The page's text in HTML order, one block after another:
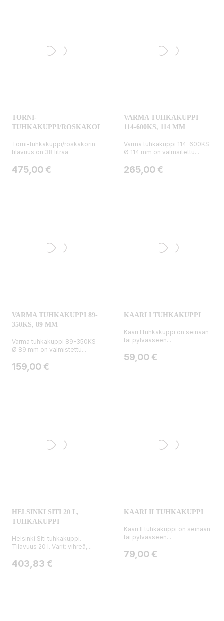
TORNI-
TUHKAKUPPI/ROSKAKORI
Torni-tuhkakuppi/roskakorin
tilavuus on 38 litraa
Hinta
475,00 €
VARMA TUHKAKUPPI
114-600KS, 114 MM
Varma tuhkakuppi 114-600KS
Ø 114 mm on valmsitettu...
Hinta
265,00 €
VARMA TUHKAKUPPI 89-
350KS, 89 MM
Varma tuhkakuppi 89-350KS
Ø 89 mm on valmistettu...
Hinta
159,00 €
KAARI I TUHKAKUPPI
Kaari I tuhkakuppi on seinään
tai pylvääseen...
Hinta
59,00 €
HELSINKI SITI 20 L,
TUHKAKUPPI
Helsinki Siti tuhkakuppi.
Tilavuus 20 l. Värit: vihreä,...
Hinta
403,83 €
KAARI II TUHKAKUPPI
Kaari II tuhkakuppi on seinään
tai pylvääseen...
Hinta
79,00 €